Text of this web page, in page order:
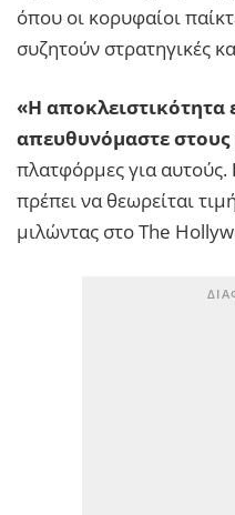
όπου οι κορυφαίοι
συζητούν στρατηγικές
«Η αποκλειστικότητα
απευθυνόμαστε στους
πλατφόρμες για αυτούς.
πρέπει να θεωρείται
μιλώντας στο The